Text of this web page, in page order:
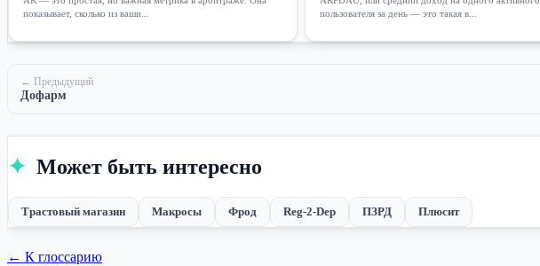
показывает, сколько из ваши...
пользователя за день — это такая в...
← Предыдущий
Дофарм
✦ Может быть интересно
Трастовый магазин Макросы Фрод Reg-2-Dep ПЗРД Плюсит
← К глоссарию